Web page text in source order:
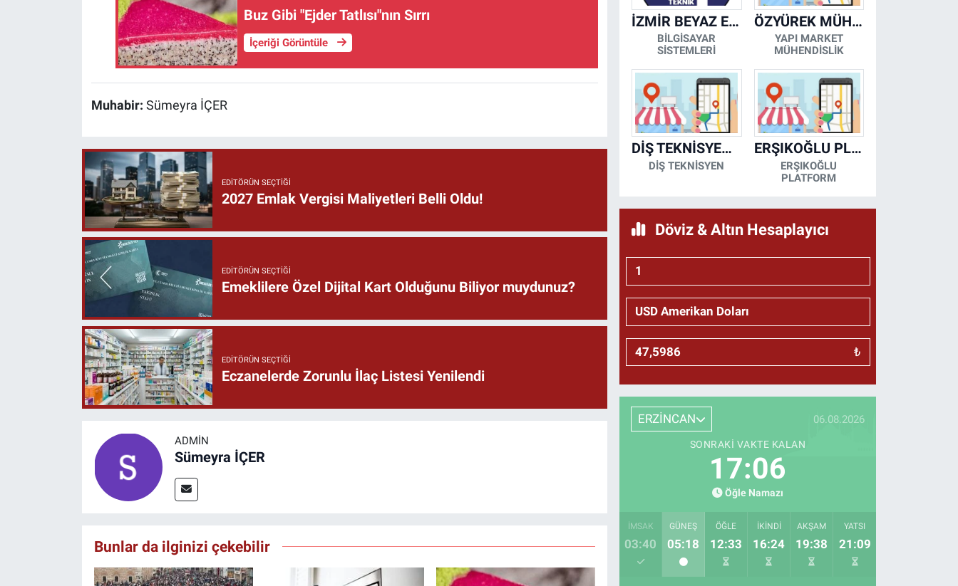
Buz Gibi "Ejder Tatlısı"nın Sırrı
İçeriği Görüntüle
Muhabir: Sümeyra İÇER
EDITÖRÜN SEÇTIĞI
2027 Emlak Vergisi Maliyetleri Belli Oldu!
EDITÖRÜN SEÇTIĞI
Emeklilere Özel Dijital Kart Olduğunu Biliyor muydunuz?
EDITÖRÜN SEÇTIĞI
Eczanelerde Zorunlu İlaç Listesi Yenilendi
ADMIN
Sümeyra İÇER
Bunlar da ilginizi çekebilir
İZMİR BEYAZ EŞYA KLİMA KOMBİ SERVİSİ
BİLGİSAYAR
SİSTEMLERİ
ÖZYÜREK MÜHENDİSLİK
YAPI MARKET
MÜHENDİSLİK
DİŞ TEKNİSYENİ- MESUT KORKMAZ
DİŞ TEKNİSYEN
ERŞIKOĞLU PLATFORM
ERŞIKOĞLU
PLATFORM
Döviz & Altın Hesaplayıcı
₺
ERZİNCAN 06.08.2026
SONRAKI VAKTE KALAN
17:05
Öğle Namazı
İMSAK
03:40
GÜNEŞ
05:18
ÖĞLE
12:33
İKINDI
16:24
AKŞAM
19:38
YATSI
21:09